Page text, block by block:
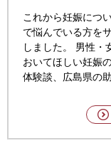
これから妊娠につ
で悩んでいる方を
しました。
男性・
おいてほしい妊娠
体験談、広島県の